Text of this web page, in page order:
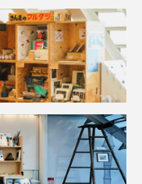
法律 海
海洋環境
海遊館